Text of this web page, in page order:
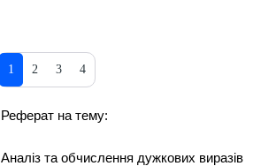
1 2 3 4
Реферат на тему:
Аналіз та обчислення дужкових виразів